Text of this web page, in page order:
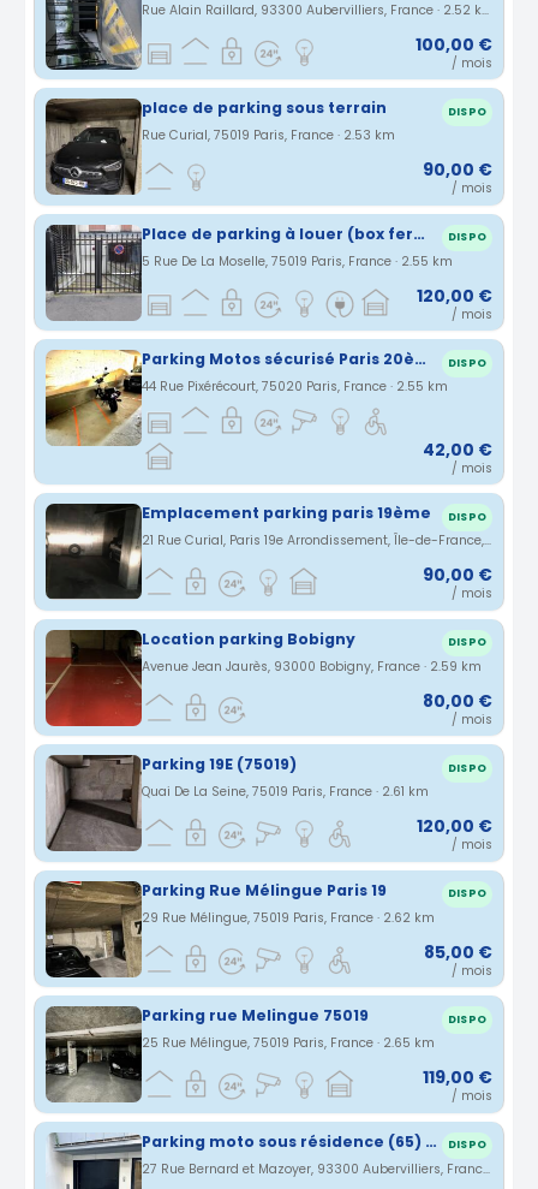
Rue Alain Raillard, 93300 Aubervilliers, France · 2.52 km
100,00 €
/ mois
place de parking sous terrain DISPO
Rue Curial, 75019 Paris, France · 2.53 km
90,00 €
/ mois
Place de parking à louer (box fermé, électricité, garage sécurisé) 75019 DISPO
5 Rue De La Moselle, 75019 Paris, France · 2.55 km
120,00 €
/ mois
Parking Motos sécurisé Paris 20ème DISPO
44 Rue Pixérécourt, 75020 Paris, France · 2.55 km
42,00 €
/ mois
Emplacement parking paris 19ème DISPO
21 Rue Curial, Paris 19e Arrondissement, Île-de-France, France · 2.57 km
90,00 €
/ mois
Location parking Bobigny DISPO
Avenue Jean Jaurès, 93000 Bobigny, France · 2.59 km
80,00 €
/ mois
Parking 19E (75019) DISPO
Quai De La Seine, 75019 Paris, France · 2.61 km
120,00 €
/ mois
Parking Rue Mélingue Paris 19 DISPO
29 Rue Mélingue, 75019 Paris, France · 2.62 km
85,00 €
/ mois
Parking rue Melingue 75019 DISPO
25 Rue Mélingue, 75019 Paris, France · 2.65 km
119,00 €
/ mois
Parking moto sous résidence (65) - Aubervilliers DISPO
27 Rue Bernard et Mazoyer, 93300 Aubervilliers, France · 2.66 km